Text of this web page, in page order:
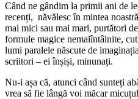
Când ne gândim la primii ani de
recenți, năvălesc în mintea
mai mici sau mai mari, purtători
formule magice nemaiîntâlnite,
lumi paralele născute de
scriitori – ei înșiși, minunați.
Nu-i așa că, atunci când sunteți
vrea să fie lângă voi măcar